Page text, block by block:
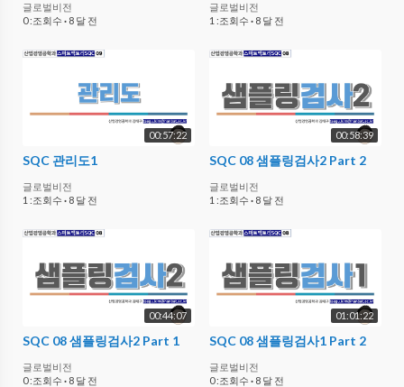
글로벌비전
0 :조회수 · 8 달 전
글로벌비전
1 :조회수 · 8 달 전
00:57:22
SQC 관리도1
글로벌비전
1 :조회수 · 8 달 전
00:58:39
SQC 08 샘플링검사2 Part 2
글로벌비전
1 :조회수 · 8 달 전
00:44:07
SQC 08 샘플링검사2 Part 1
글로벌비전
0 :조회수 · 8 달 전
01:01:22
SQC 08 샘플링검사1 Part 2
글로벌비전
0 :조회수 · 8 달 전